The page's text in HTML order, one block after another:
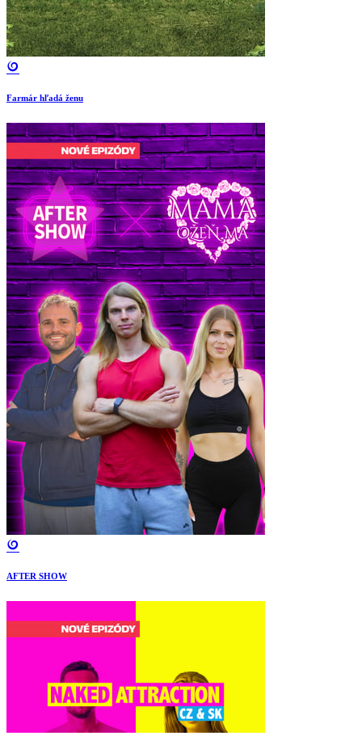
Farmár hľadá ženu
AFTER SHOW